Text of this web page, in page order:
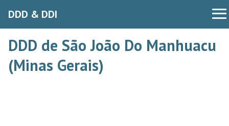
DDD & DDI
DDD de São João Do Manhuacu
(Minas Gerais)